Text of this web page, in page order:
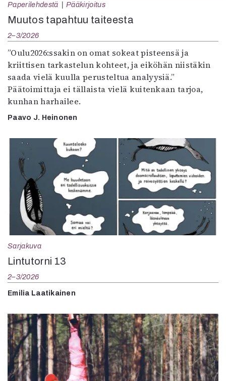
Paperilehdestä Pääkirjoitus
Muutos tapahtuu taiteesta
2–3/2026
”Oulu2026:ssakin on omat sokeat pisteensä ja
kriittisen tarkastelun kohteet, ja eiköhän niistäkin
saada vielä kuulla perusteltua analyysiä.”
Päätoimittaja ei tällaista vielä kuitenkaan tarjoa,
kunhan harhailee.
Paavo J. Heinonen
Sarjakuva
Lintutorni 13
2–3/2026
Emilia Laatikainen